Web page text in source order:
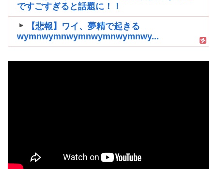
ですごすぎると話題に！！
【悲報】ワイ、夢精で起きる
wymnwymnwymnwymnwymnwy...